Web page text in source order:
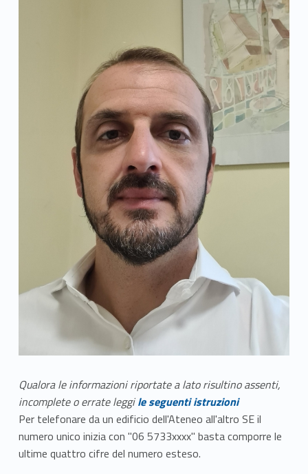
Qualora le informazioni riportate a lato risultino assenti,
incomplete o errate leggile seguenti istruzioni
Per telefonare da un edificio dell'Ateneo all'altro SE il
numero unico inizia con "06 5733xxxx" basta comporre le
ultime quattro cifre del numero esteso.